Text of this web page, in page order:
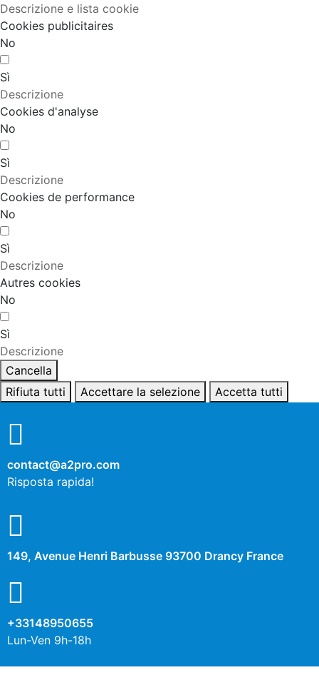
Descrizione e lista cookie
Cookies publicitaires
No
Sì
Descrizione
Cookies d'analyse
No
Sì
Descrizione
Cookies de performance
No
Sì
Descrizione
Autres cookies
No
Sì
Descrizione
Cancella
Rifiuta tutti
Accettare la selezione Accetta tutti
contact@a2pro.com
Risposta rapida!
149, Avenue Henri Barbusse 93700 Drancy France
+33148950655
Lun-Ven 9h-18h